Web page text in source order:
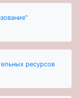
ресурсов